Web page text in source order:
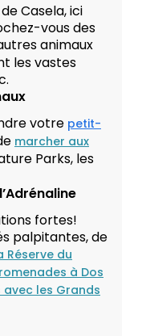
Casela, ici
vous des
animaux
les vastes
votre petit-
marcher aux
Parks, les
fortes!
palpitantes, de
Réserve du
à Dos
les Grands